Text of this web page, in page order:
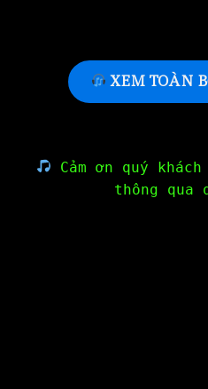
XEM TOÀN
Cảm ơn quý
thông qua